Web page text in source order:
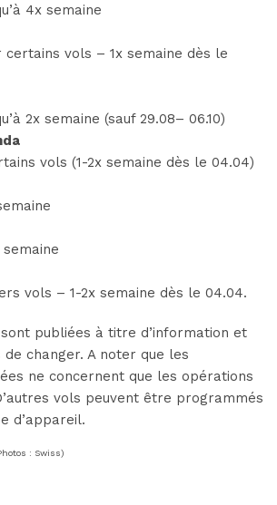
4x semaine
certains vols – 1x semaine dès le
2x semaine (sauf 29.08– 06.10)
vols (1-2x semaine dès le 04.04)
semaine
vols – 1-2x semaine dès le 04.04.
publiées à titre d’information et
changer. A noter que les
ne concernent que les opérations
vols peuvent être programmés
d’appareil.
: Swiss)